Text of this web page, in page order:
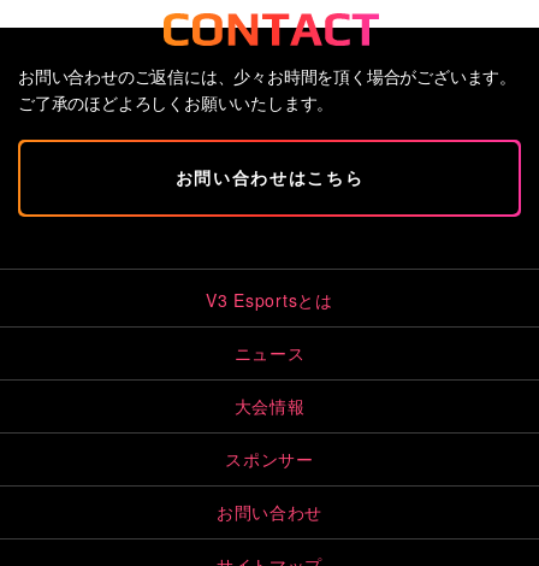
お問い合わせのご返信には、少々お時間を頂く場合がございます。
ご了承のほどよろしくお願いいたします。
お問い合わせはこちら
V3 Esportsとは
ニュース
大会情報
スポンサー
お問い合わせ